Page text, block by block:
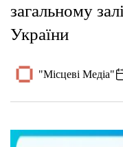
загальному
України
"Місцеві Медіа"